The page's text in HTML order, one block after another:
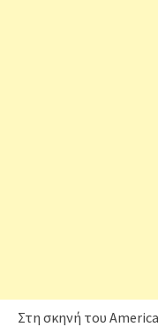
Στη σκηνή του